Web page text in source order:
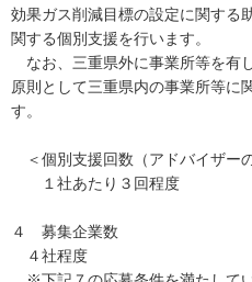
効果ガス削減目標の設定に関する
関する個別支援を行います。
なお、三重県外に事業所等を有
原則として三重県内の事業所等に
す。
＜個別支援回数（アドバイザー
１社あたり３回程度
４ 募集企業数
４社程度